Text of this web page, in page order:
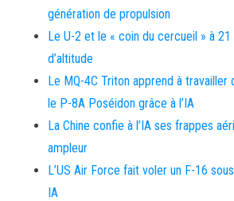
génération de propulsion
Le U-2 et le « coin du cercueil » à
d’altitude
Le MQ-4C Triton apprend à
le P-8A Poséidon grâce à l’IA
La Chine confie à l’IA ses frappes
ampleur
L’US Air Force fait voler un F-16
IA